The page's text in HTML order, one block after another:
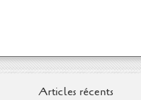
Articles récents